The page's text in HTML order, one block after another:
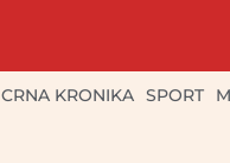
CRNA KRONIKA SPORT